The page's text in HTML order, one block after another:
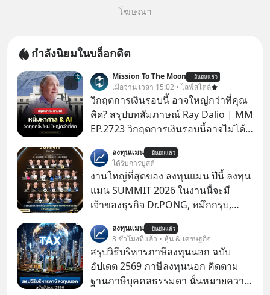
โฆษณา
กำลังนิยมในบล็อกดิต
Mission To The Moon ยืนยันแล้ว
เมื่อวาน เวลา 15:02 • ไลฟ์สไตล์
วิกฤตการเงินรอบนี้ อาจใหญ่กว่าที่คุณ
คิด? สรุปบทสัมภาษณ์ Ray Dalio | MM
EP.2723 วิกฤตการเงินรอบนี้อาจไม่ได้
Dalio ชายผู้เคยทำนายวิกฤตเศรษฐกิจ
มาแล้วหลายต่อหลายครั้ง ออกมาส่ง
สัญญาณเตือนระเบิดเวลาลูกใหม่ที่
กำลังก่อตัวขึ้น จาก "ระเบิดหนี้สิน
มหาศาล" ผสานเข้ากับ "ฟองสบู่กระแส
AI" ที่ผู้คนกำลังแห่ไล่ราคาอย่างบ้าคลั่ง
บทเรียนจากประวัติศาสตร์ 500 ปี บอก
อะไรเรา? ระเบียบโลกกำลังจะเปลี่ยน
มือไปในทิศทางไหน? และเราควรรับมือ
อย่างไรก่อนที่ทุกอย่างจะสายเกินไป?
ลงทุนแมน ยืนยันแล้ว
ได้รับการบูสต์
งานใหญ่ที่สุดของ ลงทุนแมน ปีนี้ ลงทุน
แมน SUMMIT 2026 ในงานนี้จะมี
เจ้าของธุรกิจ Dr.PONG, หมึกกรุบ,
Fastwork, MizuMi, KARMART, อิชิตัน
มาแชร์ความรู้การสร้างธุรกิจ
ลงทุนแมน ยืนยันแล้ว
3 ชั่วโมงที่แล้ว • หุ้น & เศรษฐกิจ
สรุปวิธีบริหารภาษีลงทุนนอก ฉบับ
อัปเดต 2569 ภาษีลงทุนนอก คิดตาม
ฐานภาษีบุคคลธรรมดา นั่นหมายความ